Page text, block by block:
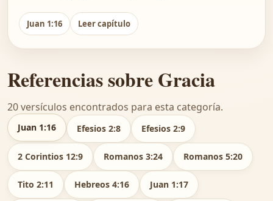
Juan 1:16 Leer capítulo
Referencias sobre Gracia
20 versículos encontrados para esta categoría.
Juan 1:16 Efesios 2:8 Efesios 2:9
2 Corintios 12:9 Romanos 3:24 Romanos 5:20
Tito 2:11 Hebreos 4:16 Juan 1:17